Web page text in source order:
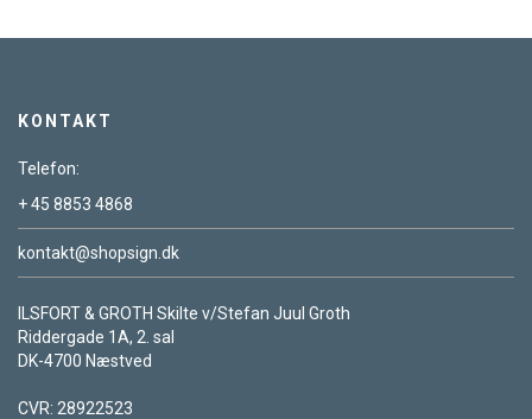
KONTAKT
Telefon:
+ 45 8853 4868
kontakt@shopsign.dk
ILSFORT & GROTH Skilte v/Stefan Juul Groth
Riddergade 1A, 2. sal
DK-4700 Næstved
CVR: 28922523